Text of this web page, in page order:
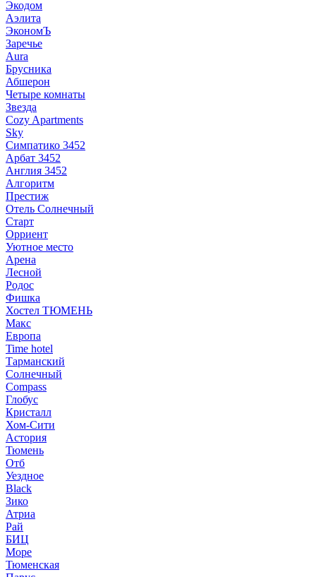
Экодом
Аэлита
ЭкономЪ
Заречье
Aura
Брусника
Абшерон
Четыре комнаты
Звезда
Cozy Apartments
Sky
Симпатико 3452
Арбат 3452
Англия 3452
Алгоритм
Престиж
Отель Солнечный
Старт
Орриент
Уютное место
Арена
Лесной
Родос
Фишка
Хостел ТЮМЕНЬ
Макс
Европа
Time hotel
Тарманский
Солнечный
Compass
Глобус
Кристалл
Хом-Сити
Астория
Тюмень
Отб
Уездное
Black
Зико
Атриа
Рай
БИЦ
Море
Тюменская